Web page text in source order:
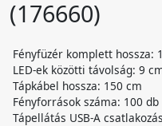
(176660)
Fényfüzér komplett hossza:
LED-ek közötti távolság: 9
Tápkábel hossza: 150 cm
Fényforrások száma: 100 db
Tápellátás USB-A